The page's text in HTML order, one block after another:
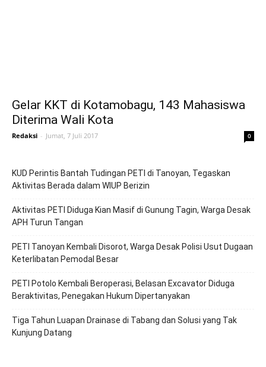
Gelar KKT di Kotamobagu, 143 Mahasiswa
Diterima Wali Kota
Redaksi - Jumat, 7 Juli 2017 0
KUD Perintis Bantah Tudingan PETI di Tanoyan, Tegaskan
Aktivitas Berada dalam WIUP Berizin
Aktivitas PETI Diduga Kian Masif di Gunung Tagin, Warga Desak
APH Turun Tangan
PETI Tanoyan Kembali Disorot, Warga Desak Polisi Usut Dugaan
Keterlibatan Pemodal Besar
PETI Potolo Kembali Beroperasi, Belasan Excavator Diduga
Beraktivitas, Penegakan Hukum Dipertanyakan
Tiga Tahun Luapan Drainase di Tabang dan Solusi yang Tak
Kunjung Datang